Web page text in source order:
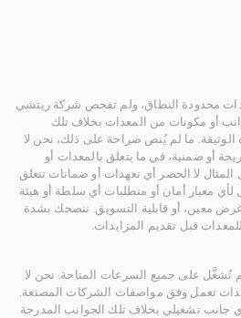
محدودة النطاق، ولم تفحص شركة ريتشي
أو مكونات من المعدات بخلاف تلك
ما لم يُنص صراحة على ذلك، نحن لا
أو ضمنية، في ما يتعلق بالمعدات أو
لا الحصر أي تعهدات أو ضمانات تتعلق
لأي معيار أمان أو متطلبات أي سلطة أو هيئة
غرض معين، أو قابلية التسويق. ننصحك بشدة
قبل تقديم المزايدات.
تُشغَّل على جميع السرعات المتاحة. نحن لا
تعمل وفق مواصفات الشركات المصنعة.
جانب تشغيلي بخلاف تلك الجوانب المدرجة